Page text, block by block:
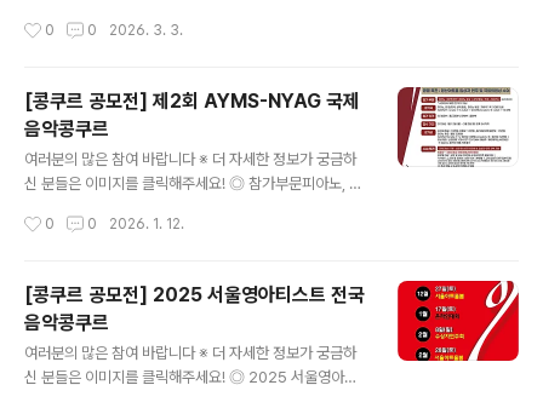
무용, 스포츠댄스 등 ◎ 참가비 안..
등부,대학.대학원부,일반부,일반부(비전공),해외부 ◎ 접수
내 : 피아노, 성악, 현악 [전공/비전공 선택 가능] *성악, 현
악은 반주자 동행- 해외 : 성악(해외국적자) ◎ 참가부초등
부: 1곡(10만원), 2곡(13만원)중.고등부: 1곡(12만원), 2
곡(17만원)대학부, 해외부 : 1곡(15만원), 2곡(20만원)일
01-04-582686 조소희(피아올라) ◎ ..
0 0 2026. 3. 3.
[콩쿠르 공모전] 제2회 AYMS-NYAG 국제
음악콩쿠르
여러분의 많은 참여 바랍니다 ※ 더 자세한 정보가 궁금하
신 분들은 이미지를 클릭해주세요! ◎ 참가부문피아노, 관/
부문 (전악기 가능) ◎ 참가곡피아노, 관/현/타악, 피아노듀
A,B,C 중 2곡 선택Grade 6~8 : A,B,C 중 1곡 선택작곡:
피아노솔로 자유곡 제출( 곡의 길이 제한 없음) ◎ 참가자
격유/초등부중/고등부 (홈스쿨링, 국제학교, 재수생 포함)
대학부(대학교 재학생,및 동등학력 이수 중인자,학사 유학
생포함)일반부 (대학 졸업생, 대학원 재학생 및 졸업생, 석/
0 0 2026. 1. 12.
[콩쿠르 공모전] 2025 서울영아티스트 전국
음악콩쿠르
여러분의 많은 참여 바랍니다 ※ 더 자세한 정보가 궁금하
신 분들은 이미지를 클릭해주세요! ◎ 2025 서울영아티